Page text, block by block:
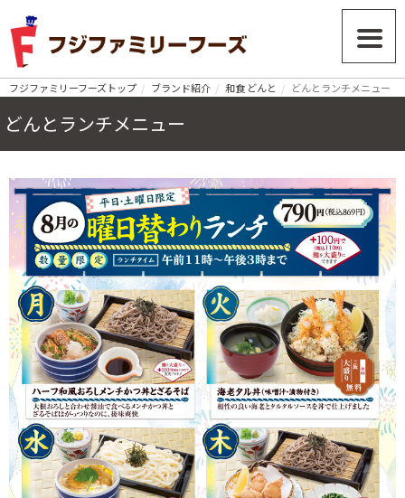
フジファミリーフーズトップ ブランド紹介 和食 どんと どんとランチメニュー
どんとランチメニュー